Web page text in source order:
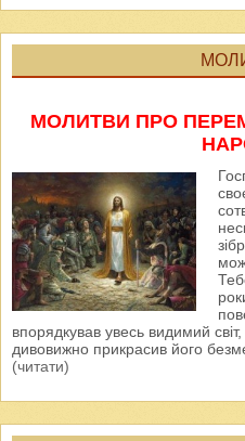
МОЛИТВИ ПРО
впорядкував увесь видимий
дивовижно прикрасив його
(читати)